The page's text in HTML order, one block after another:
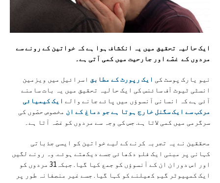
ایک حالیہ تحقیق میں یہ انکشاف ہوا ہے کہ خواتین کے رونے سے
مردوں کے غصّے اور جارحیت میں کمی آتی ہے۔
نیو یارک پوسٹ کی ایک رپورٹ کے مطابق اسرائیل میں ویزمین
انسٹی ٹیوٹ آف سائنس کی ایک حالیہ تحقیق میں یہ بات سامنے
آئی ہے کہ انسانی آنسوؤں میں پائے جانے والے ایک کیمیائی
مرکب سے ایک سگنل خارج ہوتا ہے جو دماغ کے ان مخصوص حصّوں کی
سرگرمی میں کمی لاتا ہے. جس کی وجہ سے مردوں کو غصّہ آتا ہے۔
محققین نے یہ تجربہ کرنے کے لیے خواتین کو ایسی جذباتی
کہانی پر مبنی ایک فلم دکھائی جسے دیکھتے ہوئے. وہ رونے لگیں
اور اس دوران ان کے آنسوؤں کو جمع کیا گیا. جبکہ31 مردوں کو
ایک کمپیوٹر گیم کھیلنے کو کہا گیا. جسے غیر منصفانہ طور پر